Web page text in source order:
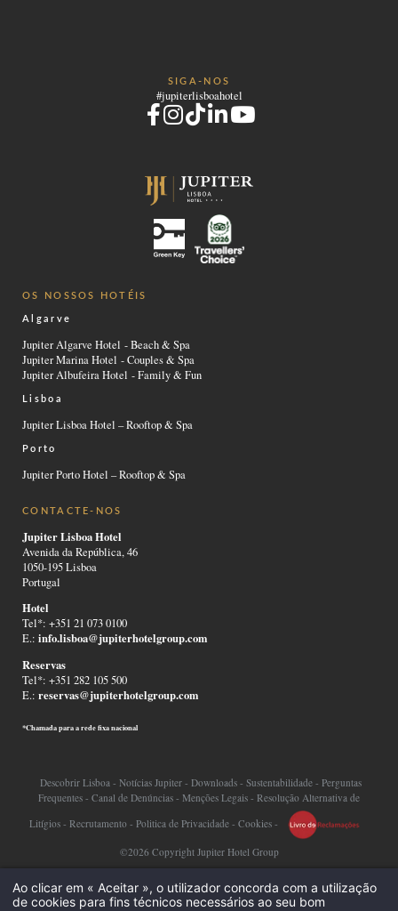
OS NOSSOS HOTÉIS
Algarve
Jupiter Algarve Hotel - Beach & Spa
Jupiter Marina Hotel - Couples & Spa
Jupiter Albufeira Hotel - Family & Fun
Lisboa
Jupiter Lisboa Hotel – Rooftop & Spa
Porto
Jupiter Porto Hotel – Rooftop & Spa
SIGA-NOS
#jupiterlisboahotel
CONTACTE-NOS
Jupiter Lisboa Hotel
Avenida da República, 46
1050-195 Lisboa
Portugal
Hotel
Tel*: +351 21 073 0100
E.:info.lisboa@jupiterhotelgroup.com
Reservas
Tel*: +351 282 105 500
E.:reservas@jupiterhotelgroup.com
*Chamada para a rede fixa nacional
Descobrir Lisboa - Notícias Jupiter - Downloads - Sustentabilidade - Perguntas
Frequentes - Canal de Denúncias - Menções Legais - Resolução Alternativa de
Litígios- Recrutamento- Politica de Privacidade- Cookies-
©2026 Copyright Jupiter Hotel Group
Ao clicar em « Aceitar », o utilizador concorda com a utilização
de cookies para fins técnicos necessários ao seu bom